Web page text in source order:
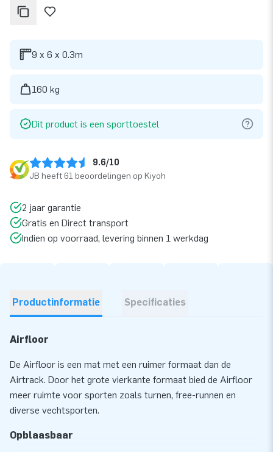
9 x 6 x 0.3m
160 kg
Dit product is een sporttoestel
9.6/10
JB heeft 61 beoordelingen op Kiyoh
2 jaar garantie
Gratis en Direct transport
Indien op voorraad, levering binnen 1 werkdag
Productinformatie Specificaties
Airfloor
De Airfloor is een mat met een ruimer formaat dan de
Airtrack. Door het grote vierkante formaat bied de Airfloor
meer ruimte voor sporten zoals turnen, free-runnen en
diverse vechtsporten.
Opblaasbaar